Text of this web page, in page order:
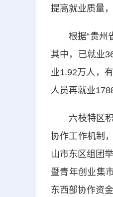
提高就业质量
根据“贵州省
其中，已就业
业1.92万人，
人员再就业
六枝特区积
协作工作机制
山市东区组团
暨青年创业集
东西部协作资